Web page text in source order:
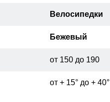
Велосипедки
Бежевый
от 150 до 190
от + 15° до + 40°